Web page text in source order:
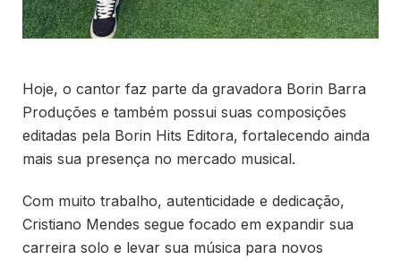
Hoje, o cantor faz parte da gravadora Borin Barra
Produções e também possui suas composições
editadas pela Borin Hits Editora, fortalecendo ainda
mais sua presença no mercado musical.
Com muito trabalho, autenticidade e dedicação,
Cristiano Mendes segue focado em expandir sua
carreira solo e levar sua música para novos